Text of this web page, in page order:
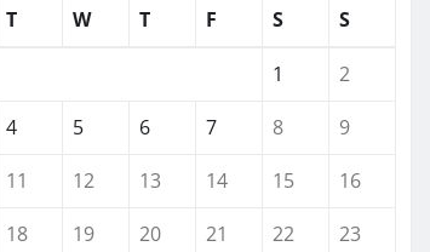
T W T F S S
1
2
4 5 6 7 8
9
11 12 13 14 15
16
18 19 20 21 22
23